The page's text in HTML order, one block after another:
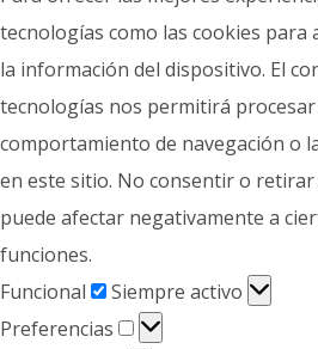
tecnologías como las cookies para
la información del dispositivo. El
tecnologías nos permitirá
comportamiento de navegación o
en este sitio. No consentir o
puede afectar negativamente a
funciones.
Funcional
Funcional
Siempre activo
Preferencias
Preferencias